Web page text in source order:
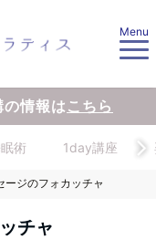
Menu
情報はこちら
術 1day講座
ージのフォカッチャ
チャ